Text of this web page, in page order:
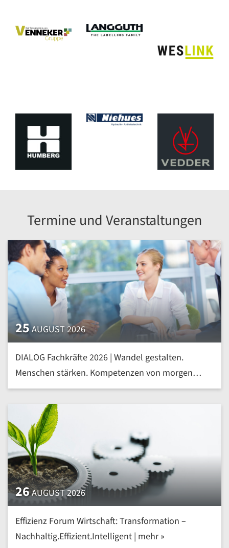
Termine und Veranstaltungen
25AUGUST 2026
DIALOG Fachkräfte 2026 | Wandel gestalten.
Menschen stärken. Kompetenzen von morgen
heute entwickeln | mehr »
26AUGUST 2026
Effizienz Forum Wirtschaft: Transformation –
Nachhaltig.Effizient.Intelligent | mehr »